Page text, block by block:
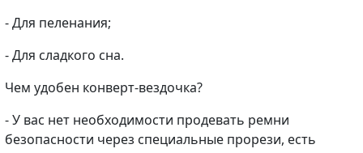
- Для пеленания;
- Для сладкого сна.
Чем удобен конверт-вездочка?
- У вас нет необходимости продевать ремни
безопасности через специальные прорези, есть